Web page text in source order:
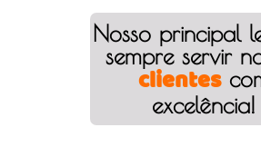
Nosso principal
sempre servir
clientes
excelência!